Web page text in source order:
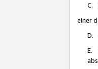
C.
einer
D.
E.